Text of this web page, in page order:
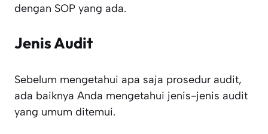
dengan SOP yang ada.
Jenis Audit
Sebelum mengetahui apa saja prosedur audit,
ada baiknya Anda mengetahui jenis-jenis audit
yang umum ditemui.